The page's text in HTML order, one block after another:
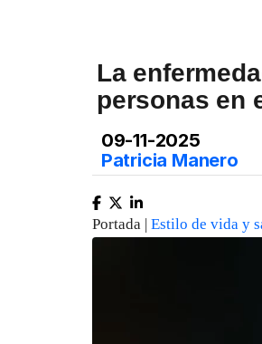
La
personas en
09-11-2025
Patricia Manero
Portada | Estilo de vida y